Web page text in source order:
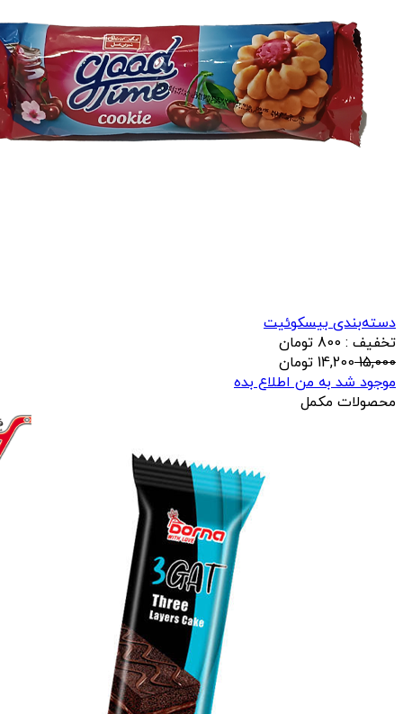
دسته‌بندی بیسکوئیت
تخفیف : 800 تومان
15,000
14,200 تومان
موجود شد به من اطلاع بده
محصولات مکمل